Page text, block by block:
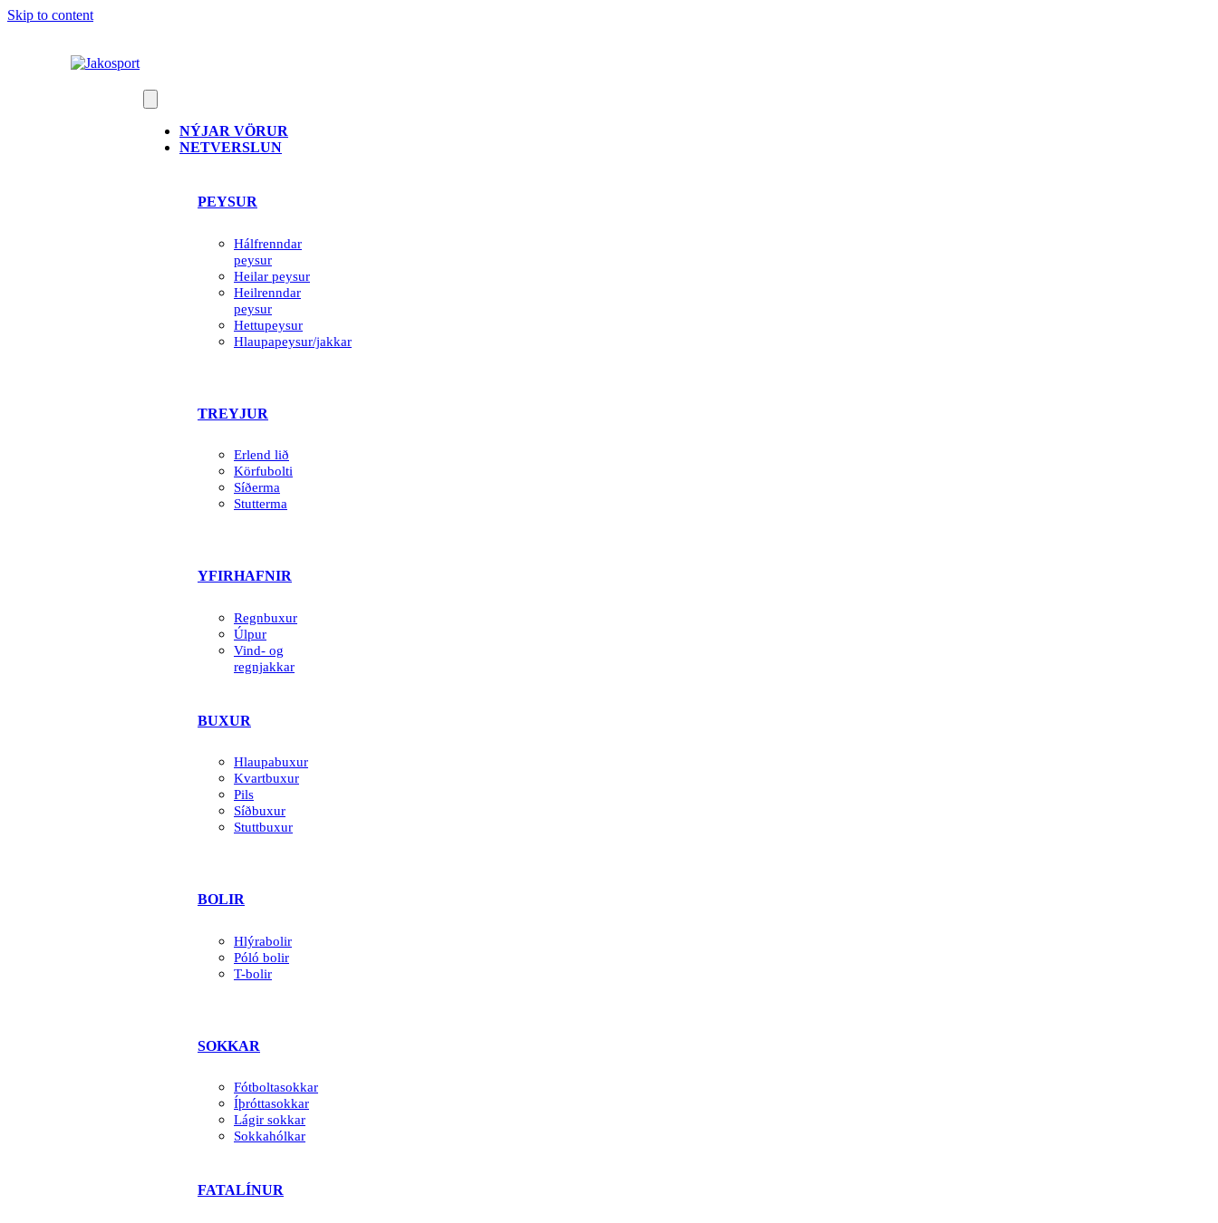
Skip to content
NÝJAR VÖRUR
NETVERSLUN
PEYSUR
Hálfrenndar
peysur
Heilar peysur
Heilrenndar
peysur
Hettupeysur
Hlaupapeysur/jakkar
TREYJUR
Erlend lið
Körfubolti
Síðerma
Stutterma
YFIRHAFNIR
Regnbuxur
Úlpur
Vind- og
regnjakkar
BUXUR
Hlaupabuxur
Kvartbuxur
Pils
Síðbuxur
Stuttbuxur
BOLIR
Hlýrabolir
Póló bolir
T-bolir
SOKKAR
Fótboltasokkar
Íþróttasokkar
Lágir sokkar
Sokkahólkar
FATALÍNUR